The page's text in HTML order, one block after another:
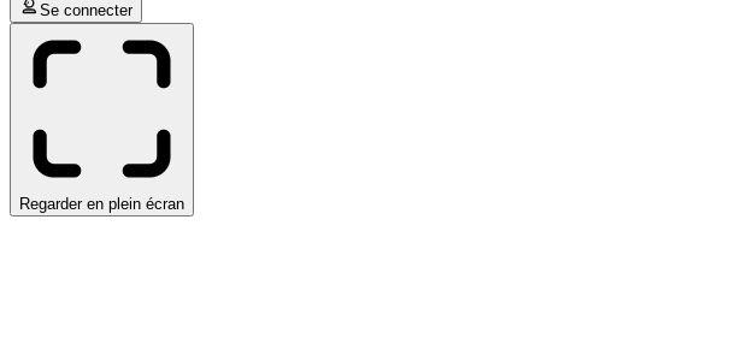
Se connecter
Regarder en plein écran